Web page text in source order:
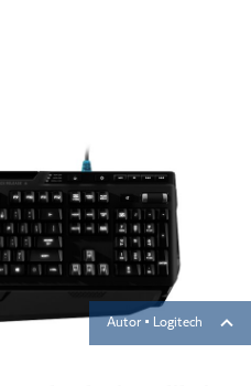
Autor ▪ Logitech